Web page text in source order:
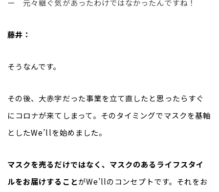
ー　元々継ぐ気があったわけではなかったんですね！
藤井：
そうなんです。
その後、大赤字だった事業を立て直したと思ったらすぐ
にコロナが来てしまって。そのタイミングでマスクを基軸
としたWe’llを始めました。
マスクを売るだけではなく、マスクのあるライフスタイ
ルをお届けすることがWe’llのコンセプトです。それをお